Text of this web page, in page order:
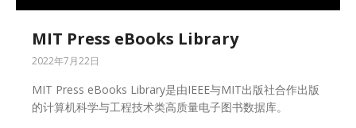
MIT Press eBooks Library
2022年7月22日
MIT Press eBooks Library是由IEEE与MIT出版社合作出版
的计算机科学与工程技术类高质量电子图书数据库。